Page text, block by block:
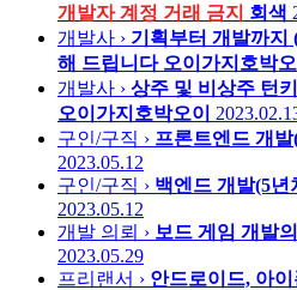
개발자 계정 거래 금지 회색
개발사 › 기획부터 개발까지
해 드립니다 오이가지호박오
개발사 › 상주 및 비상주 턴
오이가지호박오이
구인/구직 › 프론트엔드 개
2023.05.12
구인/구직 › 백엔드 개발(5년
2023.05.12
개발 의뢰 › 보드 게임 개발
2023.05.29
프리랜서 › 안드로이드, 아